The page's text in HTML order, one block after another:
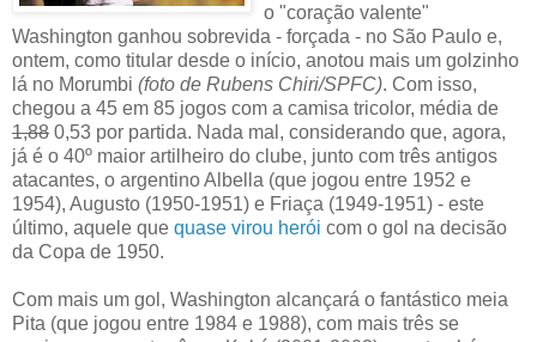
o "coração valente"
Washington ganhou sobrevida - forçada - no São Paulo e,
ontem, como titular desde o início, anotou mais um golzinho
lá no Morumbi (foto de Rubens Chiri/SPFC). Com isso,
chegou a 45 em 85 jogos com a camisa tricolor, média de
1,88 0,53 por partida. Nada mal, considerando que, agora,
já é o 40º maior artilheiro do clube, junto com três antigos
atacantes, o argentino Albella (que jogou entre 1952 e
1954), Augusto (1950-1951) e Friaça (1949-1951) - este
último, aquele que quase virou herói com o gol na decisão
da Copa de 1950.
Com mais um gol, Washington alcançará o fantástico meia
Pita (que jogou entre 1984 e 1988), com mais três se